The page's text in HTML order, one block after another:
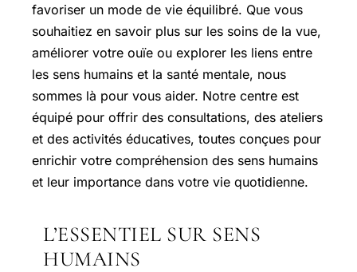
favoriser un mode de vie équilibré. Que vous
souhaitiez en savoir plus sur les soins de la vue,
améliorer votre ouïe ou explorer les liens entre
les sens humains et la santé mentale, nous
sommes là pour vous aider. Notre centre est
équipé pour offrir des consultations, des ateliers
et des activités éducatives, toutes conçues pour
enrichir votre compréhension des sens humains
et leur importance dans votre vie quotidienne.
L’ESSENTIEL SUR SENS
HUMAINS